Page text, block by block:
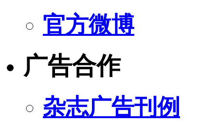
官方微博
广告合作
杂志广告刊例